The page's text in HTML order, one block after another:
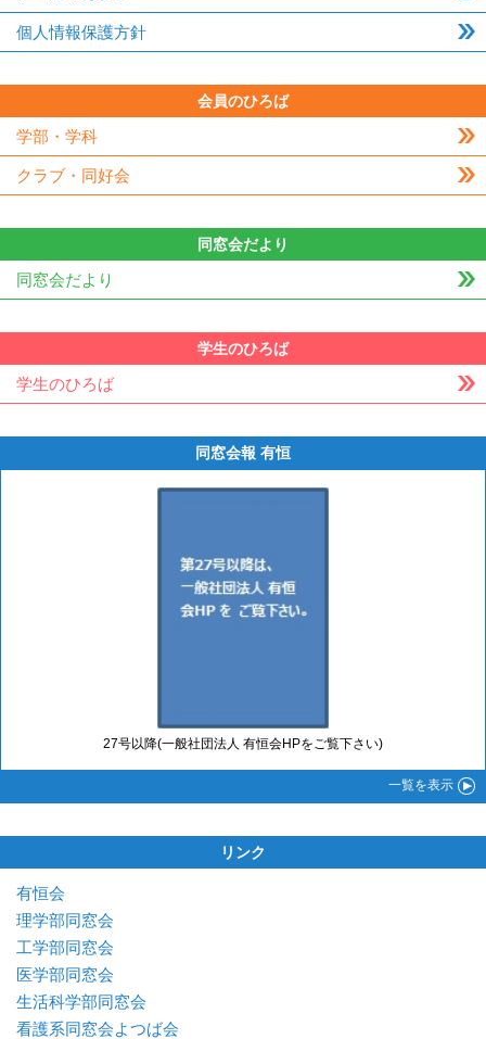
個人情報保護方針
会員のひろば
学部・学科
クラブ・同好会
同窓会だより
同窓会だより
学生のひろば
学生のひろば
同窓会報 有恒
27号以降(一般社団法人 有恒会HPをご覧下さい)
一覧を表示
リンク
有恒会
理学部同窓会
工学部同窓会
医学部同窓会
生活科学部同窓会
看護系同窓会よつば会